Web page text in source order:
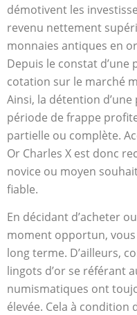
démotivent les
revenu nettement
monnaies antiques en
Depuis le constat
cotation sur le marché
Ainsi, la détention d’une
période de frappe
partielle ou complète.
Or Charles X est donc
novice ou moyen
fiable.
En décidant d’acheter
moment opportun,
long terme. D’ailleurs,
lingots d’or se référant
numismatiques ont
élevée. Cela à condition